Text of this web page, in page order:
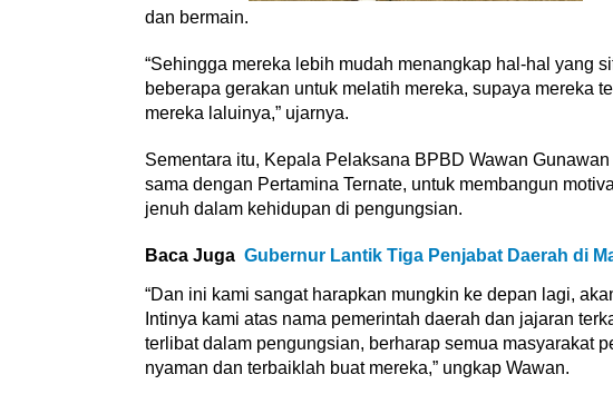
dan bermain.
“Sehingga mereka lebih mudah menangkap hal-hal yang
beberapa gerakan untuk melatih mereka, supaya mereka
mereka laluinya,” ujarnya.
Sementara itu, Kepala Pelaksana BPBD Wawan
sama dengan Pertamina Ternate, untuk membangun
jenuh dalam kehidupan di pengungsian.
Baca Juga Gubernur Lantik Tiga Penjabat Daerah di
“Dan ini kami sangat harapkan mungkin ke depan lagi,
Intinya kami atas nama pemerintah daerah dan jajaran
terlibat dalam pengungsian, berharap semua masyarakat
nyaman dan terbaiklah buat mereka,” ungkap Wawan.